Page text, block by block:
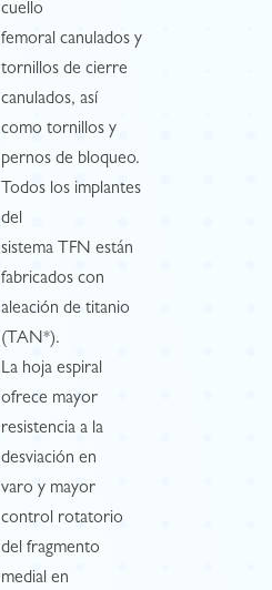
cuello
femoral canulados y
tornillos de cierre
canulados, así
como tornillos y
pernos de bloqueo.
Todos los implantes
del
sistema TFN están
fabricados con
aleación de titanio
(TAN*).
La hoja espiral
ofrece mayor
resistencia a la
desviación en
varo y mayor
control rotatorio
del fragmento
medial en